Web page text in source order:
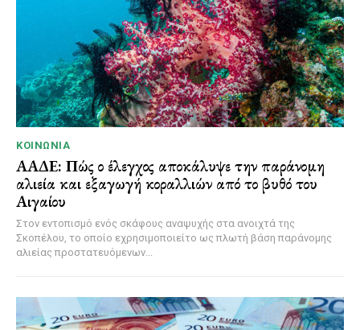
ΚΟΙΝΩΝΊΑ
ΑΑΔΕ: Πώς ο έλεγχος αποκάλυψε την παράνομη
αλιεία και εξαγωγή κοραλλιών από το βυθό του
Αιγαίου
Στον εντοπισμό ενός σκάφους αναψυχής στα ανοιχτά της
Σκοπέλου, το οποίο εχρησιμοποιείτο ως πλωτή βάση παράνομης
αλιείας προστατευόμενων...